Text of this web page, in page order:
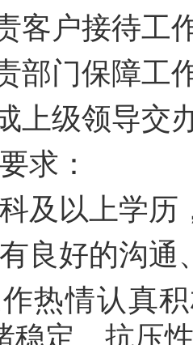
户接待工
门保障工
级领导交
求：
及以上学历
良好的沟通
情认真积
稳定、抗压